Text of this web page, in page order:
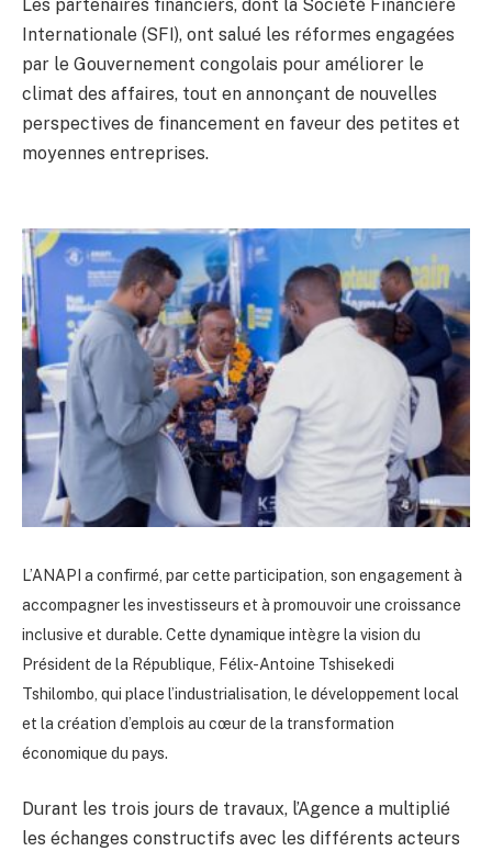
Les partenaires financiers, dont la Société Financière
Internationale (SFI), ont salué les réformes engagées
par le Gouvernement congolais pour améliorer le
climat des affaires, tout en annonçant de nouvelles
perspectives de financement en faveur des petites et
moyennes entreprises.
L’ANAPI a confirmé, par cette participation, son engagement à
accompagner les investisseurs et à promouvoir une croissance
inclusive et durable. Cette dynamique intègre la vision du
Président de la République, Félix-Antoine Tshisekedi
Tshilombo, qui place l’industrialisation, le développement local
et la création d’emplois au cœur de la transformation
économique du pays.
Durant les trois jours de travaux, l’Agence a multiplié
les échanges constructifs avec les différents acteurs